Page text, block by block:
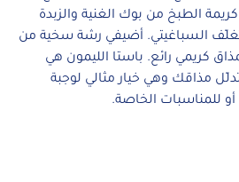
الطبخ من بوك الغنية والزبدة
السباغيتي. أضيفي رشة سخية من
كريمي رائع. باستا الليمون هي
مذاقك وهي خيار مثالي لوجبة
للمناسبات الخاصة.